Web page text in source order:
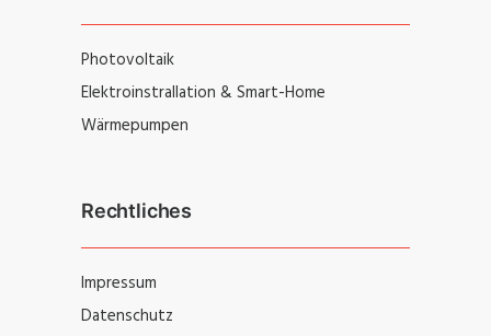
Photovoltaik
Elektroinstrallation & Smart-Home
Wärmepumpen
Rechtliches
Impressum
Datenschutz